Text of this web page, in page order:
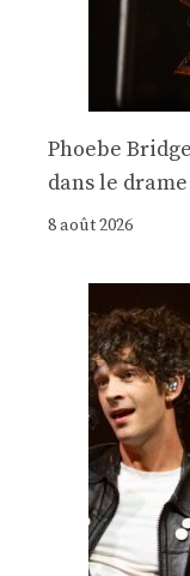
Phoebe
dans le
8 août 2026